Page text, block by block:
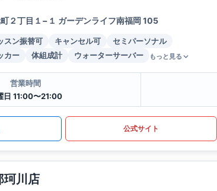
２丁目１−１ ガーデンライフ南福岡 105
スン振替可 キャンセル可
セミパーソナル
カー 体組成計 ウォーターサーバー もっと見る
営業時間
日 11:00〜21:00
公式サイト
珂川店